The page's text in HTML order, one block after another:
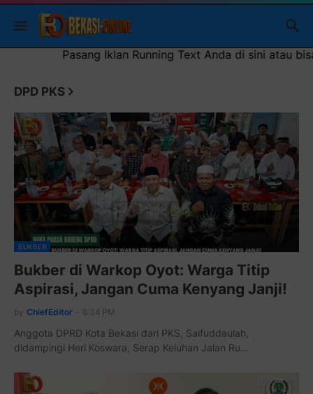
Anda di sini atau bisa juga sebagai iklan headliner di
DPD PKS
BUKBER
Bukber di Warkop Oyot: Warga Titip
Aspirasi, Jangan Cuma Kenyang Janji!
by ChiefEditor 8:34 PM
Anggota DPRD Kota Bekasi dari PKS, Saifuddaulah,
didampingi Heri Koswara, Serap Keluhan Jalan Ru…